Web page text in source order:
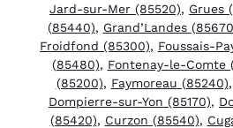
Jard-sur-Mer (85520), Grues
(85440), Grand’Landes
Froidfond (85300), Foussais-
(85480), Fontenay-le-Comte
(85200), Faymoreau (85240),
Dompierre-sur-Yon (85170),
(85420), Curzon (85540),